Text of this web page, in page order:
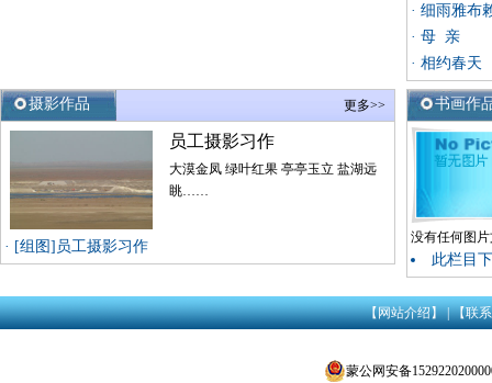
· 细雨雅布
· 母 亲
· 相约春天
更多>>
摄影作品
员工摄影习作
大漠金凤 绿叶红果 亭亭玉立 盐湖远
眺……
· [组图] 员工摄影习作
书画作
没有任何图
此栏目
【网站介绍】|【联
蒙公网安备